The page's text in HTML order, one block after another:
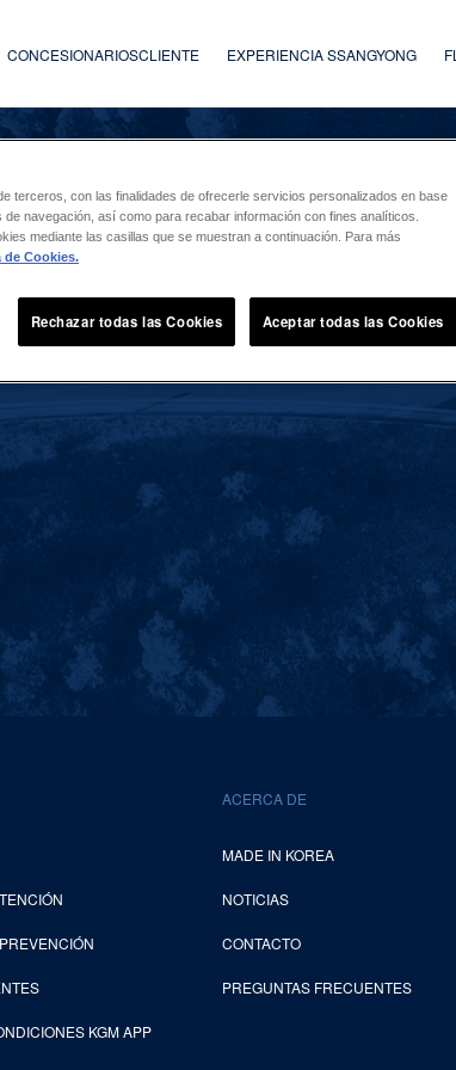
CONCESIONARIOSCLIENTE EXPERIENCIA SSANGYONG
KGM APP
ACERCA DE
MADE IN KOREA
NOTICIAS
CONTACTO
PREGUNTAS FRECUENTES
terceros, con las finalidades de ofrecerle servicios personalizados en base
navegación, así como para recabar información con fines analíticos.
mediante las casillas que se muestran a continuación. Para más
de Cookies.
Rechazar todas las Cookies Aceptar todas las Cookies